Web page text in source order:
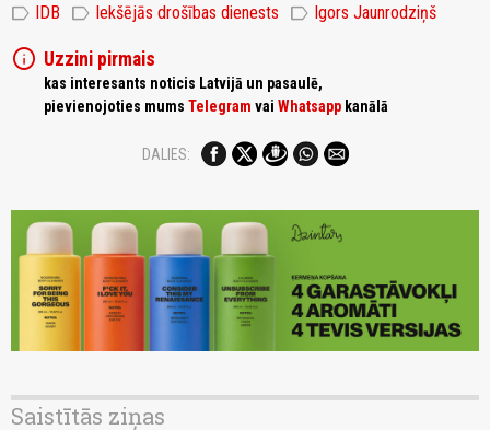
label IDB label Iekšējās drošības dienests label Igors Jaunrodziņš
info Uzzini pirmais
kas interesants noticis Latvijā un pasaulē,
pievienojoties mums Telegram vai Whatsapp kanālā
DALIES:
Saistītās ziņas